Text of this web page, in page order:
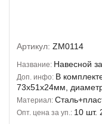
Артикул: ZM0114
Название: Навесной
Доп. инфо: В
73х51х24мм,
Материал:
Опт. цена за уп.: 10 шт.